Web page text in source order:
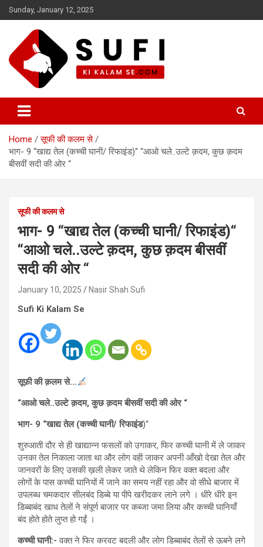
Skip
to
Sunday, January 12, 2025
सूफी की कलम से
Home
सूफी की कलम से
भाग- 9 “खाद्य तेल (कच्ची घानी/ रिफाइंड)“ “आओ चले..उल्टे क़दम, कुछ क़दम
बीसवीं सदी की ओर “
सूफी की कलम से
भाग- 9 “खाद्य तेल (कच्ची घानी/ रिफाइंड)“
“आओ चले..उल्टे क़दम, कुछ क़दम बीसवीं
सदी की ओर “
January 10, 2025 Nasir Shah Sufi
Sufi Ki Kalam Se
सूफ़ी की क़लम से…
“आओ चले..उल्टे क़दम, कुछ क़दम बीसवीं सदी की ओर “
भाग- 9 “खाद्य तेल (कच्ची घानी/ रिफाइंड)“
शुरुआती दौर से ही खाद्यान्न फसलों को उगाकर, फिर कच्ची घानी में ले जाकर
उनका तेल निकाला जाता था और लोग वही जाकर अपनी आँखो देखा तेल और
जानवरों के लिए उसकी ख़ली लेकर जाते थे लेकिन फिर वक्त बदला और
लोगों के पास कच्ची घानियों में जाने का समय नहीं रहा और वो सीधे बाजार में
उपलब्ध चमकदार सीलबंद डिब्बे या पीपे खरीदकर लाने लगे । धीरे धीरे इन
डिब्बाबंद खाध तेलों ने संपूर्ण बाजार पर कब्जा जमा लिया और कच्ची घानियाँ
बंद होते होते लुप्त हो गईं ।
कच्ची घानी:- वक्त ने फिर करवट बदली और लोग डिब्बाबंद तेलों से ऊबने लगे